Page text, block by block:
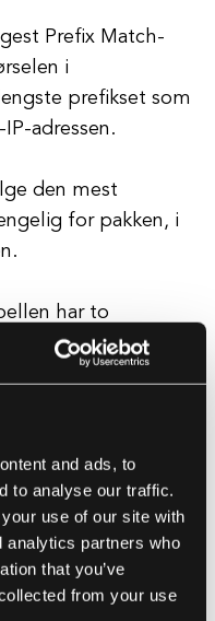
and ads, to
to analyse our traffic.
use of our site with
analytics partners who
that you’ve
from your use
Prefix Match-
i
prefikset som
adressen.
den mest
for pakken, i
har to
IP-adressen er
fordi den har en
første
for effektiv
sikrer at pakker blir